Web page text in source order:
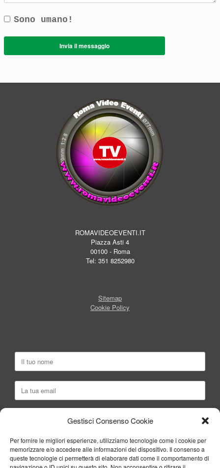
Gestisci Consenso Cookie
Per fornire le migliori esperienze, utilizziamo tecnologie come i cookie per
memorizzare e/o accedere alle informazioni del dispositivo. Il consenso a
queste tecnologie ci permetterà di elaborare dati come il comportamento di
Sono umano!
Invia il messaggio
ROMAVIDEOEVENTI.IT
Piazza Asti 4
00100 - Roma
Tel: 351 8252980
Sitemap
Cookie Policy